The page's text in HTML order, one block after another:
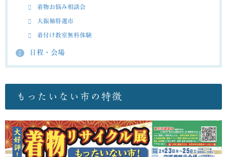
着物お悩み相談会
大振袖特選市
着付け教室無料体験
2 日程・会場
もったいない市の特徴